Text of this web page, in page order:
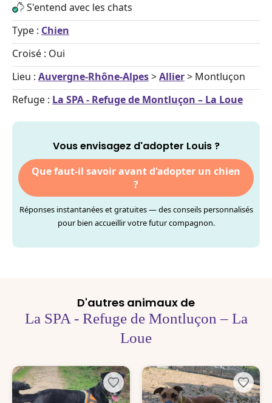
S'entend avec les chats
Type : Chien
Croisé : Oui
Lieu : Auvergne-Rhône-Alpes>Allier> Montluçon
Refuge : La SPA - Refuge de Montluçon – La Loue
Vous envisagez d'adopter Louis ?
Que faut-il savoir avant d'adopter un chien
?
Réponses instantanées et gratuites — des conseils personnalisés
pour bien accueillir votre futur compagnon.
D'autres animaux de
La SPA - Refuge de Montluçon – La
Loue